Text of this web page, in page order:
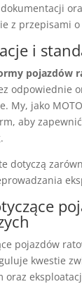
z przepisami
i
pojazdów
odpowiednie
My, jako
aby
dotyczą
pojazdów
kwestie
oraz